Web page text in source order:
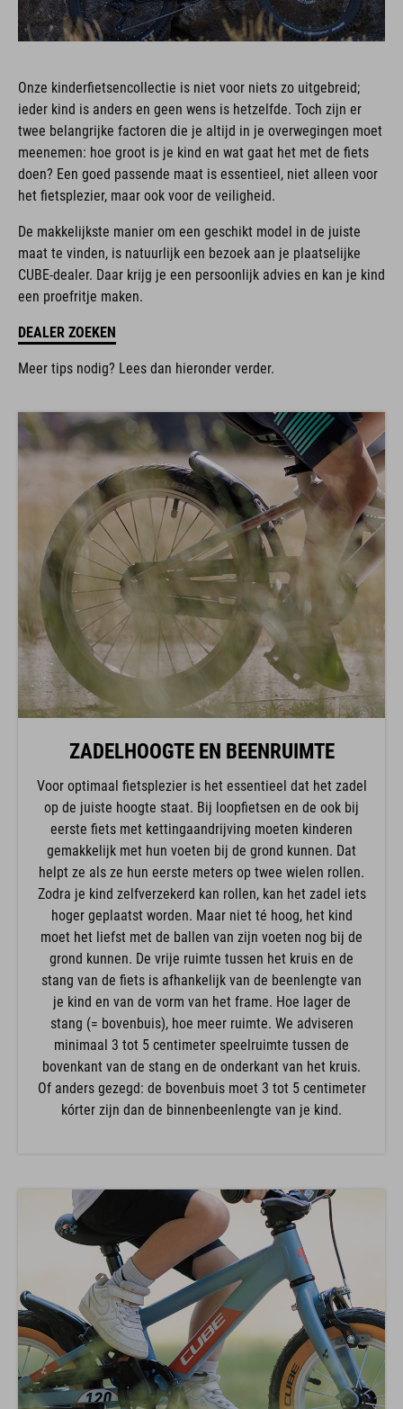
Onze kinderfietsencollectie is niet voor niets zo uitgebreid;
ieder kind is anders en geen wens is hetzelfde. Toch zijn er
twee belangrijke factoren die je altijd in je overwegingen moet
meenemen: hoe groot is je kind en wat gaat het met de fiets
doen? Een goed passende maat is essentieel, niet alleen voor
het fietsplezier, maar ook voor de veiligheid.
De makkelijkste manier om een geschikt model in de juiste
maat te vinden, is natuurlijk een bezoek aan je plaatselijke
CUBE-dealer. Daar krijg je een persoonlijk advies en kan je kind
een proefritje maken.
DEALER ZOEKEN
Meer tips nodig? Lees dan hieronder verder.
ZADELHOOGTE EN BEENRUIMTE
Voor optimaal fietsplezier is het essentieel dat het zadel
op de juiste hoogte staat. Bij loopfietsen en de ook bij
eerste fiets met kettingaandrijving moeten kinderen
gemakkelijk met hun voeten bij de grond kunnen. Dat
helpt ze als ze hun eerste meters op twee wielen rollen.
Zodra je kind zelfverzekerd kan rollen, kan het zadel iets
hoger geplaatst worden. Maar niet té hoog, het kind
moet het liefst met de ballen van zijn voeten nog bij de
grond kunnen. De vrije ruimte tussen het kruis en de
stang van de fiets is afhankelijk van de beenlengte van
je kind en van de vorm van het frame. Hoe lager de
stang (= bovenbuis), hoe meer ruimte. We adviseren
minimaal 3 tot 5 centimeter speelruimte tussen de
bovenkant van de stang en de onderkant van het kruis.
Of anders gezegd: de bovenbuis moet 3 tot 5 centimeter
kórter zijn dan de binnenbeenlengte van je kind.